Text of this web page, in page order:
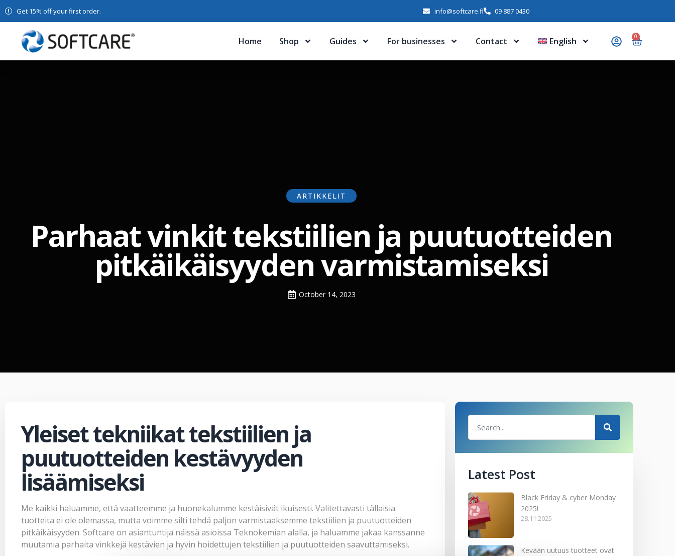
Get 15% off your first order. info@softcare.fi 09 887 0430
Home Shop Guides For businesses Contact English 0
ARTIKKELIT
Parhaat vinkit tekstiilien ja puutuotteiden
pitkäikäisyyden varmistamiseksi
October 14, 2023
Yleiset tekniikat tekstiilien ja
puutuotteiden kestävyyden
lisäämiseksi
Me kaikki haluamme, että vaatteemme ja huonekalumme kestäisivät ikuisesti. Valitettavasti tällaisia
tuotteita ei ole olemassa, mutta voimme silti tehdä paljon varmistaaksemme tekstiilien ja puutuotteiden
pitkäikäisyyden. Softcare on asiantuntija näissä asioissa Teknokemian alalla, ja haluamme jakaa kanssanne
muutamia parhaita vinkkejä kestävien ja hyvin hoidettujen tekstiilien ja puutuotteiden saavuttamiseksi.
Latest Post
Black Friday & cyber Monday
2025!
28.11.2025
Kevään uutuus tuotteet ovat